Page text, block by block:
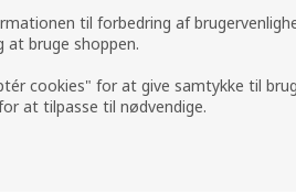
til forbedring af
bruge shoppen.
cookies" for at give samtykke til
at tilpasse til nødvendige.
3
238,00 DKK